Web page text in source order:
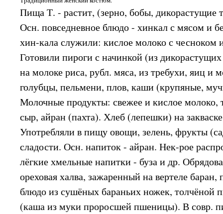
Пища Т. - растит, (зерно, бобы, дикорастущие
Осн. повседневное блюдо - хинкал с мясом и
хин-кала служили: кислое молоко с чесноком
Готовили пироги с начинкой (из дикорастущих
на молоке риса, рубл. мяса, из требухи, яиц и
голубцы, пельмени, плов, каши (крупяные,
Молочные продукты: свежее и кислое молоко,
сыр, айран (пахта). Хлеб (лепешки) на
Употребляли в пищу овощи, зелень, фрукты
сладости. Осн. напиток - айран. Нек-рое
лёгкие хмельные напитки - буза и др.
ореховая халва, зажаренный на вертеле баран,
блюдо из сушёных бараньих ножек, толчёной
(каша из муки проросшей пшеницы). В совр.